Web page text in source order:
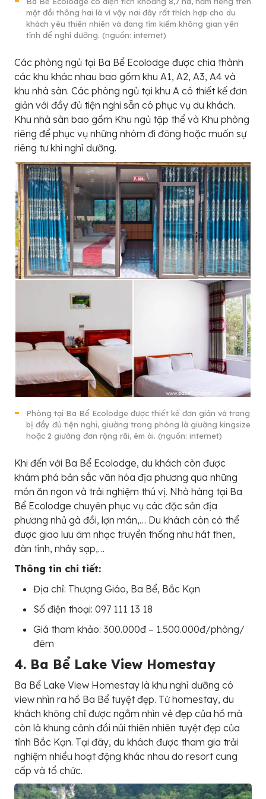
một đồi thông hai lá vì vậy nơi đây rất thích hợp cho du
khách yêu thiên nhiên và đang tìm kiếm không gian yên
tĩnh để nghỉ dưỡng. (nguồn: internet)
Các phòng ngủ tại Ba Bể Ecolodge được chia thành
các khu khác nhau bao gồm khu A1, A2, A3, A4 và
khu nhà sàn. Các phòng ngủ tại khu A có thiết kế đơn
giản với đầy đủ tiện nghi sẵn có phục vụ du khách.
Khu nhà sàn bao gồm Khu ngủ tập thể và Khu phòng
riêng để phục vụ những nhóm đi đông hoặc muốn sự
riêng tư khi nghỉ dưỡng.
Phòng tại Ba Bể Ecolodge được thiết kế đơn giản và trang
bị đầy đủ tiện nghi, giường trong phòng là giường kingsize
hoặc 2 giường đơn rộng rãi, êm ái. (nguồn: internet)
Khi đến với Ba Bể Ecolodge, du khách còn được
khám phá bản sắc văn hóa địa phương qua những
món ăn ngon và trải nghiệm thú vị. Nhà hàng tại Ba
Bể Ecolodge chuyên phục vụ các đặc sản địa
phương nhủ gà đồi, lợn mán,… Du khách còn có thể
được giao lưu âm nhạc truyền thống như hát then,
đàn tính, nhảy sạp,…
Thông tin chi tiết:
Địa chỉ: Thượng Giáo, Ba Bể, Bắc Kạn
Số điện thoại: 097 111 13 18
Giá tham khảo: 300.000đ – 1.500.000đ/phòng/
đêm
4. Ba Bể Lake View Homestay
Ba Bể Lake View Homestay là khu nghỉ dưỡng có
view nhìn ra hồ Ba Bể tuyệt đẹp. Từ homestay, du
khách không chỉ được ngắm nhìn vẻ đẹp của hồ mà
còn là khung cảnh đồi núi thiên nhiên tuyệt đẹp của
tỉnh Bắc Kạn. Tại đây, du khách được tham gia trải
nghiệm nhiều hoạt động khác nhau do resort cung
cấp và tổ chức.